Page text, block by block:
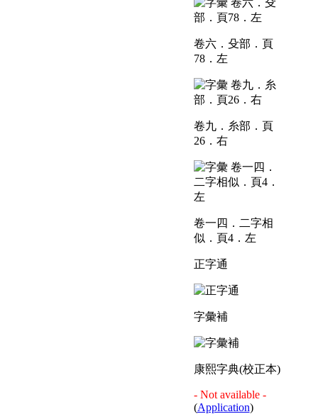
卷六．殳部．頁
78．左
卷九．糸部．頁
26．右
卷一四．二字相
似．頁4．左
正字通
字彙補
康熙字典(校正本)
- Not available -
(Application)